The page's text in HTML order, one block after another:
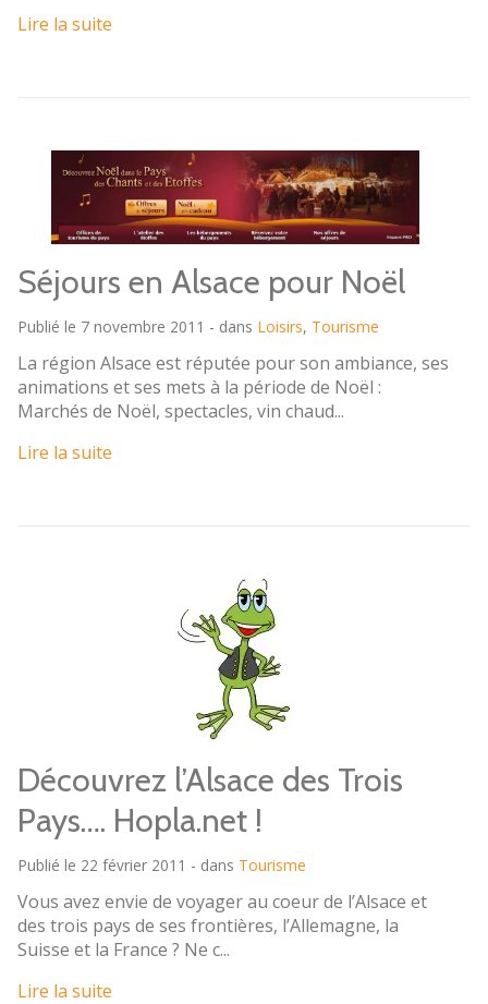
Lire la suite
Séjours en Alsace pour Noël
Publié le 7 novembre 2011 - dans Loisirs, Tourisme
La région Alsace est réputée pour son ambiance, ses
animations et ses mets à la période de Noël :
Marchés de Noël, spectacles, vin chaud...
Lire la suite
Découvrez l’Alsace des Trois
Pays…. Hopla.net !
Publié le 22 février 2011 - dans Tourisme
Vous avez envie de voyager au coeur de l’Alsace et
des trois pays de ses frontières, l’Allemagne, la
Suisse et la France ? Ne c...
Lire la suite